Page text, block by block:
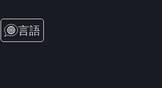
言語